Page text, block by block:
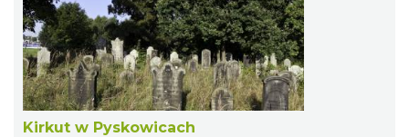
Kirkut w Pyskowicach